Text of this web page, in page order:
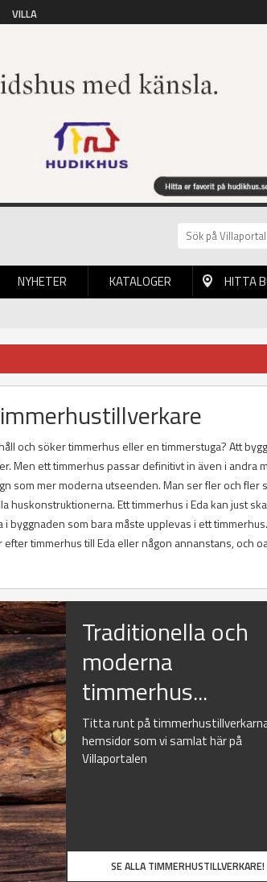
VILLA
NYHETER KATALOGER HITTA
och söker timmerhus eller en timmerstuga? Att
Men ett timmerhus passar definitivt in även i andra
som mer moderna utseenden. Man ser fler och fler
huskonstruktionerna. Ett timmerhus i Eda kan just
byggnaden som bara måste upplevas i ett
timmerhus till Eda eller någon annanstans, och
Traditionella och
moderna
timmerhus...
Titta runt på
hemsidor som vi samlat här på
Villaportalen
SE ALLA TIMMERHUSTILLVERKARE!